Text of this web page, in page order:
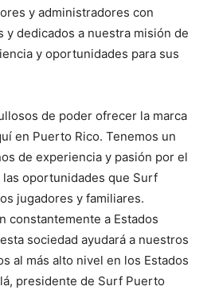
y administradores con
y dedicados a nuestra misión de
y oportunidades para sus
de poder ofrecer la marca
en Puerto Rico. Tenemos un
de experiencia y pasión por el
las oportunidades que Surf
jugadores y familiares.
constantemente a Estados
sociedad ayudará a nuestros
al más alto nivel en los Estados
presidente de Surf Puerto